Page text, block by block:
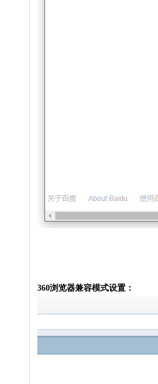
360浏览器兼容模式设置：